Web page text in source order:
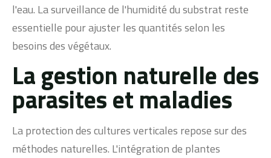
l'eau. La surveillance de l'humidité du substrat reste
essentielle pour ajuster les quantités selon les
besoins des végétaux.
La gestion naturelle des
parasites et maladies
La protection des cultures verticales repose sur des
méthodes naturelles. L'intégration de plantes